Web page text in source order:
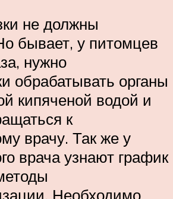
не должны
бывает, у питомцев
нужно
обрабатывать органы
кипяченой водой и
к
врачу. Так же у
врача узнают график
Необходимо